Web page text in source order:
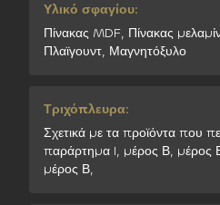
Υλικό σφαγίου:
Πίνακας MDF, Πίνακας
Πλαϊγουντ, Μαγνητόξυλο
Τριχόπλευρα:
Σχετικά με τα προϊόντα που
παράρτημα I, μέρος Β, μέρος
μέρος Β,